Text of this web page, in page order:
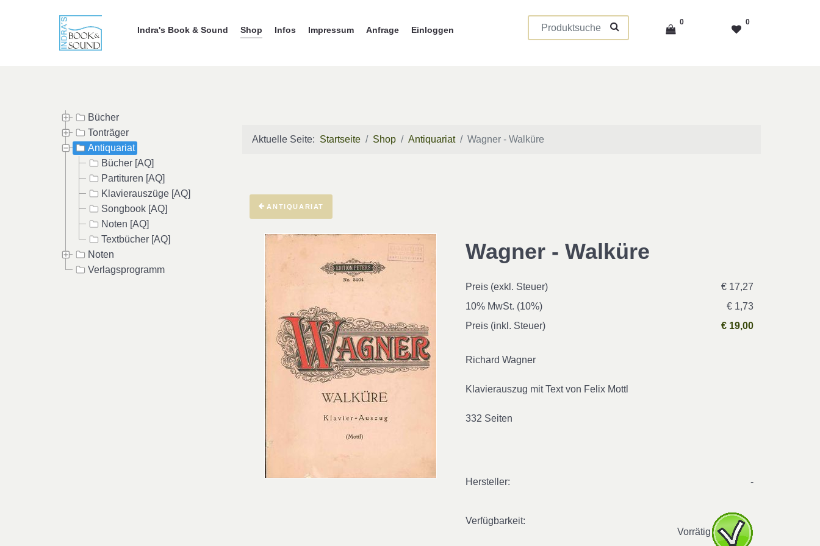
Indra's Book & Sound Shop Infos Impressum Anfrage Einloggen
0 0
Bücher
Tonträger
Antiquariat
Bücher [AQ]
Partituren [AQ]
Klavierauszüge [AQ]
Songbook [AQ]
Noten [AQ]
Textbücher [AQ]
Noten
Verlagsprogramm
Aktuelle Seite: Startseite Shop Antiquariat Wagner - Walküre
ANTIQUARIAT
Wagner - Walküre
Preis (exkl. Steuer)
€ 17,27
10% MwSt. (10%)
€ 1,73
Preis (inkl. Steuer)
€ 19,00
Richard Wagner
Klavierauszug mit Text von Felix Mottl
332 Seiten
Hersteller: -
Verfügbarkeit:
Vorrätig